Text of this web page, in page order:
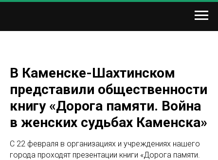
В Каменске-Шахтинском
представили общественности
книгу «Дорога памяти. Война
в женских судьбах Каменска»
С 22 февраля в организациях и учреждениях нашего
города проходят презентации книги «Дорога памяти.